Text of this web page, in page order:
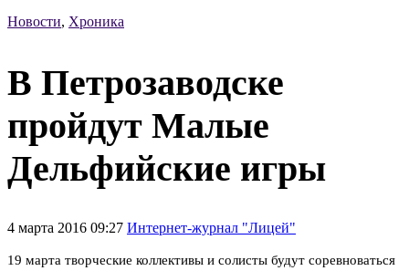
Новости, Хроника
В Петрозаводске
пройдут Малые
Дельфийские игры
4 марта 2016 09:27 Интернет-журнал "Лицей"
19 марта творческие коллективы и солисты будут соревноваться